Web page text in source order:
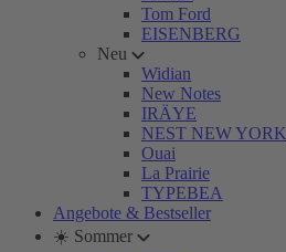
Tom Ford
EISENBERG
Neu
Widian
New Notes
IRÄYE
NEST NEW YORK
Ouai
La Prairie
TYPEBEA
Angebote & Bestseller
☀️ Sommer